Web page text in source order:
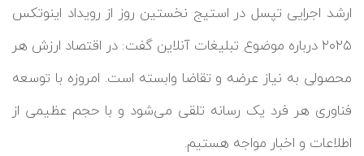
ارشد اجرایی تپسل در استیج نخستین روز از رویداد اینوتکس
۲۰۲۵ درباره موضوع تبلیغات آنلاین گفت: در اقتصاد ارزش هر
محصولی به نیاز عرضه و تقاضا وابسته است. امروزه با توسعه
فناوری هر فرد یک رسانه تلقی می‌شود و با حجم عظیمی از
اطلاعات و اخبار مواجه هستیم.